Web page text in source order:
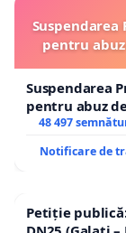
g) fiecare
căreia se
va asigura o
organizarea
toate
Suspendarea
pentru
Suspendarea
pentru abuz
48 497
Notificare de
Petiție